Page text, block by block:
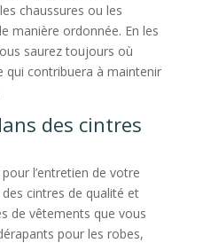
chaussures ou les
manière ordonnée. En les
saurez toujours où
qui contribuera à maintenir
des cintres
l’entretien de votre
des cintres de qualité et
de vêtements que vous
pour les robes,